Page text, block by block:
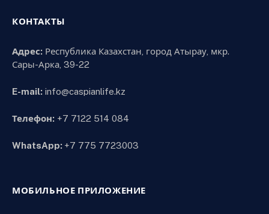
КОНТАКТЫ
Адрес: Республика Казахстан, город Атырау, мкр.
Сары-Арка, 39-22
E-mail: info@caspianlife.kz
Телефон: +7 7122 514 084
WhatsApp: +7 775 7723003
МОБИЛЬНОЕ ПРИЛОЖЕНИЕ